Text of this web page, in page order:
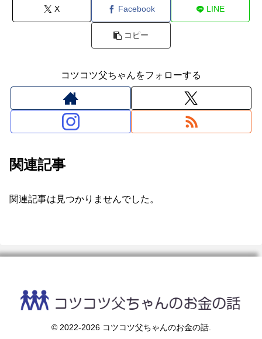
X Facebook LINE
コピー
コツコツ父ちゃんをフォローする
関連記事
関連記事は見つかりませんでした。
© 2022-2026 コツコツ父ちゃんのお金の話.